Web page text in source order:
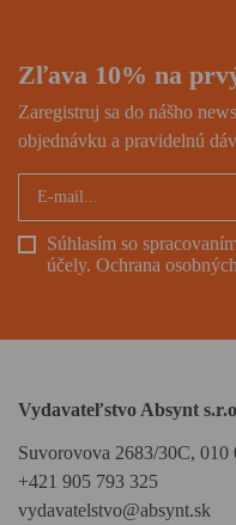
Zľava 10% na
Zaregistruj sa do nášho
objednávku a pravidelnú
Súhlasím so
účely. Ochrana
Vydavateľstvo Absynt
Suvorovova 2683/30C, 010
+421 905 793 325
vydavatelstvo@absynt.sk